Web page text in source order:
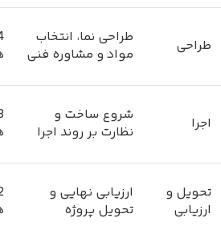
طراحی
طراحی نما، انتخاب
مواد و مشاوره فنی
اجرا
شروع ساخت و
نظارت بر روند اجرا
تحویل و
ارزیابی
ارزیابی نهایی و
تحویل پروژه